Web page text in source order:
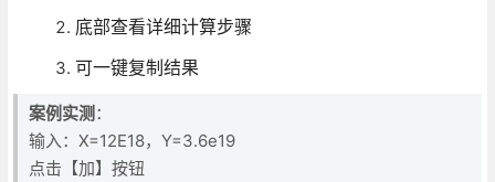
底部查看详细计算步骤
可一键复制结果
案例实测 ：
输入：X=12E18，Y=3.6e19
点击【加】按钮